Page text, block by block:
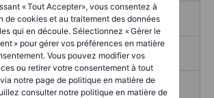
« Tout Accepter», vous consentez à
de cookies et au traitement des données
qui en découle. Sélectionnez « Gérer le
» pour gérer vos préférences en matière
Vous pouvez modifier vos
ou retirer votre consentement à tout
notre page de politique en matière de
consulter notre politique en matière de